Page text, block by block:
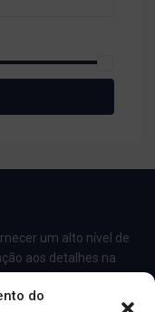
do
um alto nível de
aos detalhes na